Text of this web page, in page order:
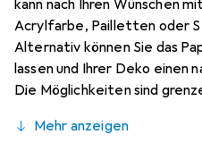
kann nach Ihren Wünschen
Acrylfarbe, Pailletten oder
Alternativ können Sie das
lassen und Ihrer Deko einen
Die Möglichkeiten sind
Weise dekorieren können. Es
Mehr anzeigen